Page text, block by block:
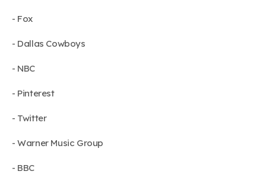
- Fox
- Dallas Cowboys
- NBC
- Pinterest
- Twitter
- Warner Music Group
- BBC